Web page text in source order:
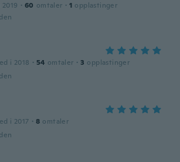
· 60 omtaler · 1 opplastinger
i 2018 · 54 omtaler · 3 opplastinger
i 2017 · 8 omtaler